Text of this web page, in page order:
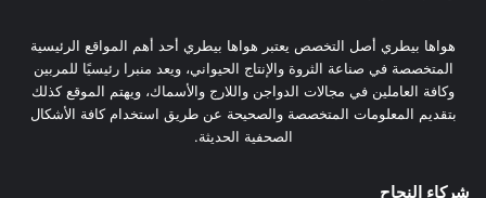
هواها بيطري أصل التخصص يعتبر هواها بيطري أحد أهم المواقع الرئيسية
المتخصصة في صناعة الثروة والإنتاج الحيواني، ويعد منبرا رئيسيًا للمربين
وكافة العاملين في مجالات الدواجن واللارج والأسماك، ويهتم الموقع كذلك
بتقديم المعلومات المتخصصة والصحيحة عن طريق استخدام كافة الأشكال
الصحفية الحديثة.
شركاء النجاح